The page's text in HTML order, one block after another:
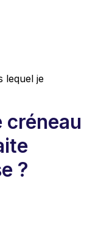
lequel je
créneau
?